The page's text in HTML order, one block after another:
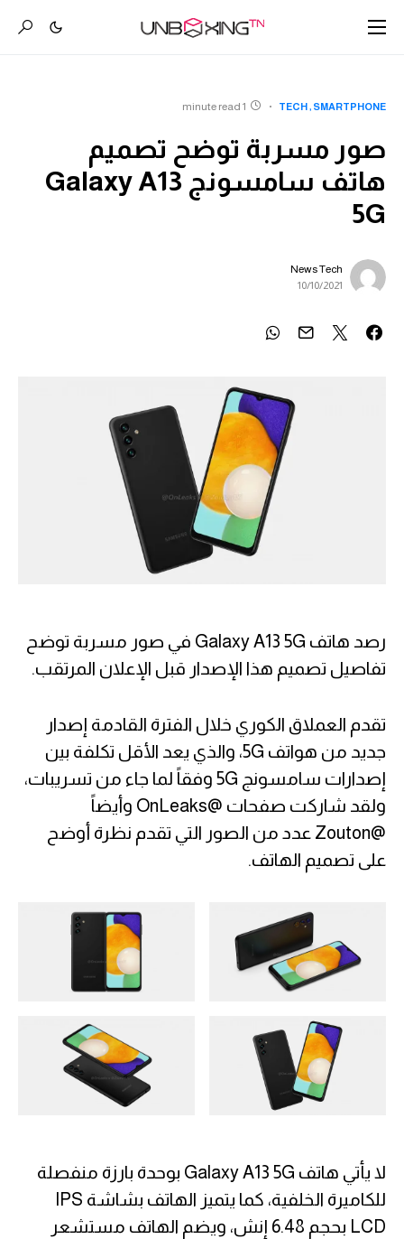
SMARTPHONE
TECH
1 minute read
صور مسربة توضح تصميم
هاتف سامسونج Galaxy A13
5G
News Tech
10/10/2021
رصد هاتف Galaxy A13 5G في صور مسربة توضح
تفاصيل تصميم هذا الإصدار قبل الإعلان المرتقب.
تقدم العملاق الكوري خلال الفترة القادمة إصدار
جديد من هواتف 5G، والذي يعد الأقل تكلفة بين
إصدارات سامسونج 5G وفقاً لما جاء من تسريبات،
ولقد شاركت صفحات @OnLeaks وأيضاً
@Zouton عدد من الصور التي تقدم نظرة أوضح
على تصميم الهاتف.
لا يأتي هاتف Galaxy A13 5G بوحدة بارزة منفصلة
للكاميرة الخلفية، كما يتميز الهاتف بشاشة IPS
LCD بحجم 6.48 إنش، ويضم الهاتف مستشعر